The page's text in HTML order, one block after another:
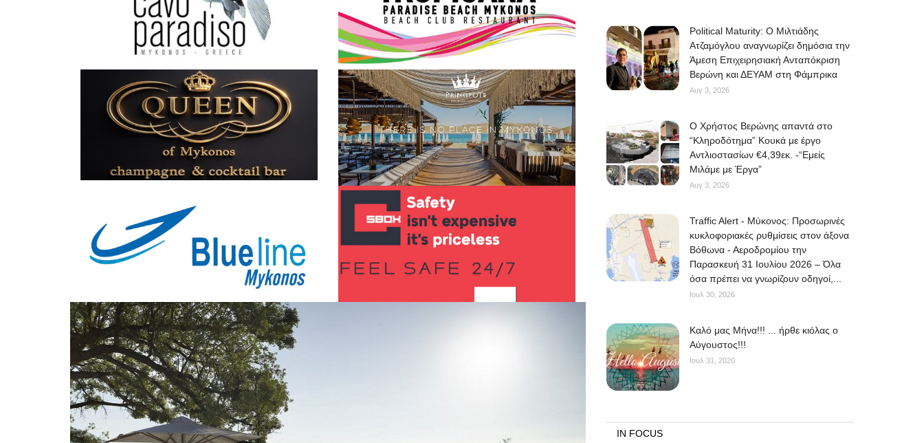
Political Maturity: Ο Μιλτιάδης
Ατζαμόγλου αναγνωρίζει δημόσια την
Άμεση Επιχειρησιακή Ανταπόκριση
Βερώνη και ΔΕΥΑΜ στη Φάμπρικα
Αυγ 3, 2026
O Χρήστος Βερώνης απαντά στο
“Κληροδότημα” Κουκά με έργο
Αντλιοστασίων €4,39εκ. -“Εμείς
Μιλάμε με Έργα”
Αυγ 3, 2026
Traffic Alert - Μύκονος: Προσωρινές
κυκλοφοριακές ρυθμίσεις στον άξονα
Βόθωνα - Αεροδρομίου την
Παρασκευή 31 Ιουλίου 2026 – Όλα
όσα πρέπει να γνωρίζουν οδηγοί,...
Ιουλ 30, 2026
Kαλό μας Μήνα!!! ... ήρθε κιόλας ο
Αύγουστος!!!
Ιουλ 31, 2020
IN FOCUS